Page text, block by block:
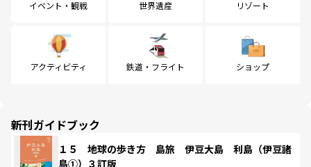
イベント・観戦 世界遺産 リゾート
アクティビティ 鉄道・フライト ショップ
新刊ガイドブック
１５ 地球の歩き方 島旅 伊豆大島 利島（伊豆諸
島①）３訂版